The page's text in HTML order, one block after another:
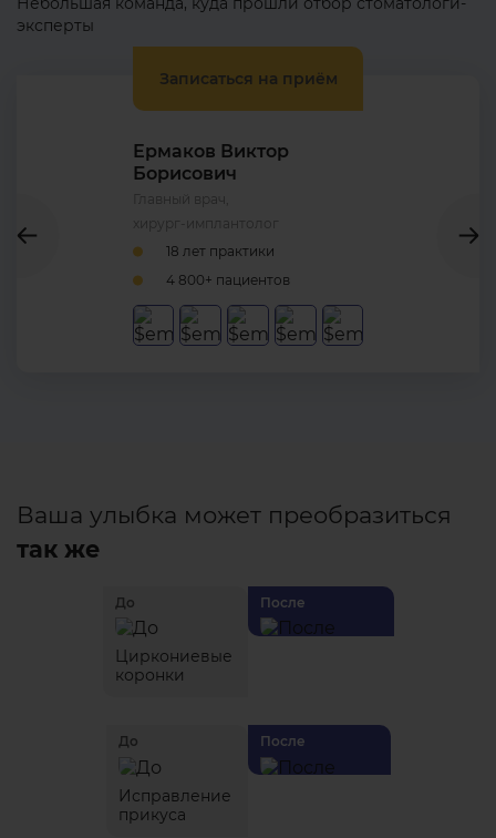
эксперты
Записаться на приём
Ермаков Виктор
Борисович
Главный врач,
хирург-имплантолог
18 лет практики
4 800+ пациентов
Ваша улыбка может преобразиться
так же
До
Циркониевые
коронки
После
До
Исправление
прикуса
После